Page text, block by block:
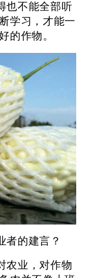
也不能全部听
学习，才能一
的作物。
者的建言？
农业，对作物